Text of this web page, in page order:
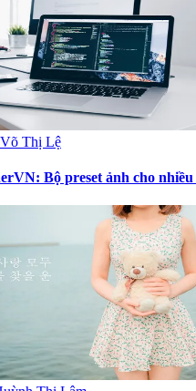
Võ Thị Lệ
Bộ preset ảnh cho